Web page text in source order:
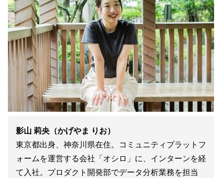
影山 莉央（かげやま りお）
東京都出身、神奈川県在住。コミュニティプラットフ
ォームを運営する会社「オシロ」に、インターンを経
て入社。プロダクト開発部でデータ分析業務を担当